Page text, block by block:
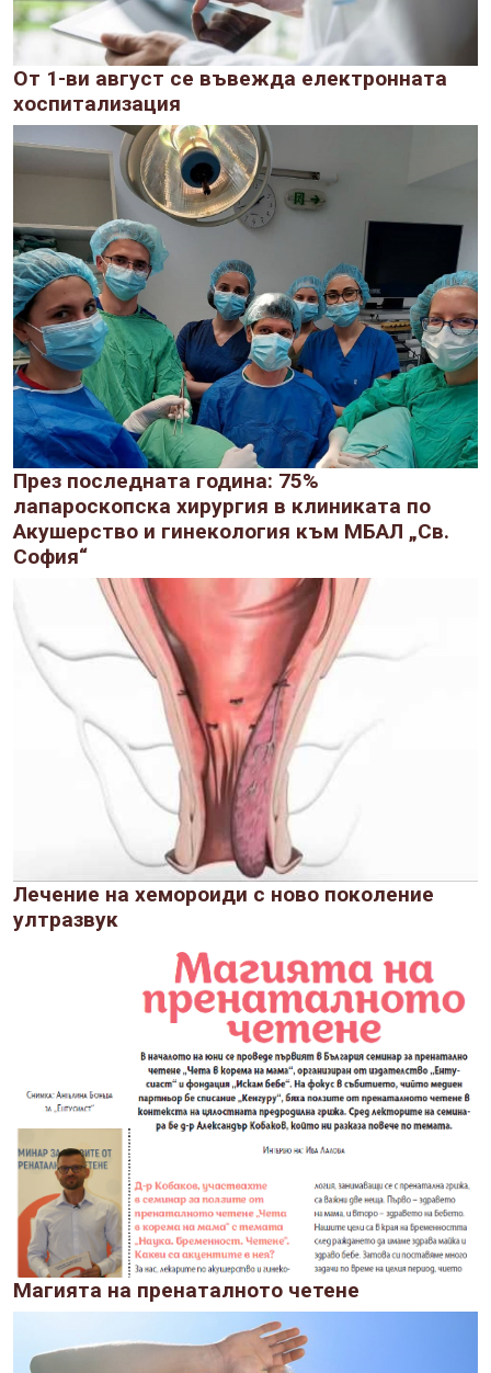
От 1-ви август се въвежда електронната
хоспитализация
През последната година: 75%
лапароскопска хирургия в клиниката по
Акушерство и гинекология към МБАЛ „Св.
София“
Лечение на хемороиди с ново поколение
ултразвук
Магията на пренаталното четене